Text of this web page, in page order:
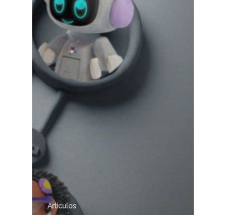
Artículos